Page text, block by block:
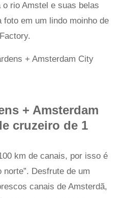
rio Amstel e suas belas
em um lindo moinho de
+ Amsterdam City
+ Amsterdam
cruzeiro de 1
km de canais, por isso é
norte”. Desfrute de um
canais de Amsterdã,